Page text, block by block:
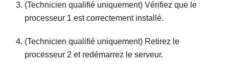
(Technicien qualifié uniquement) Vérifiez que le
processeur 1 est correctement installé.
(Technicien qualifié uniquement) Retirez le
processeur 2 et redémarrez le serveur.